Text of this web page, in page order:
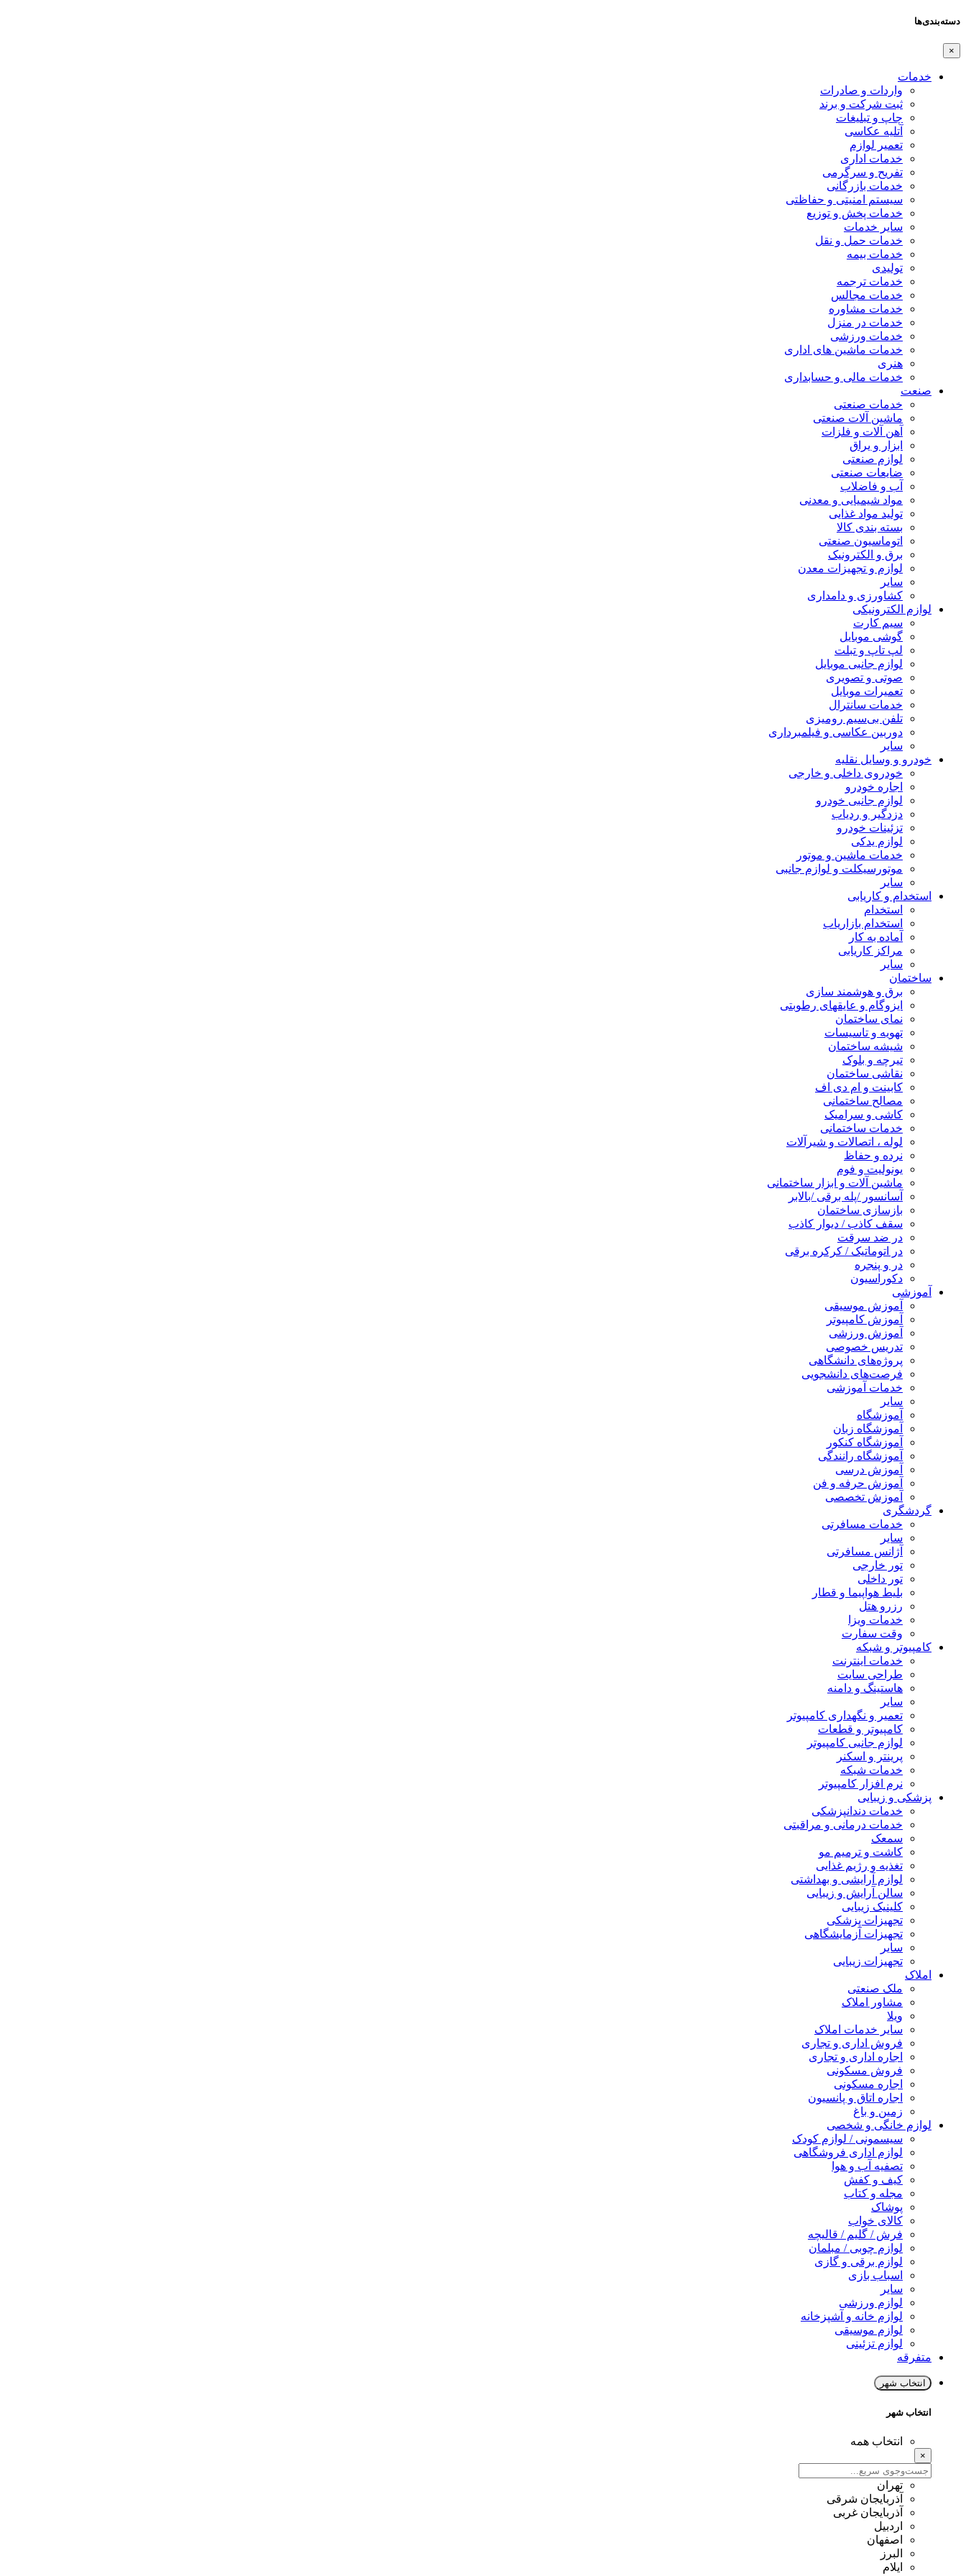
دسته‌بندی‌ها
×
خدمات
واردات و صادرات
ثبت شرکت و برند
چاپ و تبلیغات
آتلیه عکاسی
تعمیر لوازم
خدمات اداری
تفریح و سرگرمی
خدمات بازرگانی
سیستم امنیتی و حفاظتی
خدمات پخش و توزیع
سایر خدمات
خدمات حمل و نقل
خدمات بیمه
تولیدی
خدمات ترجمه
خدمات مجالس
خدمات مشاوره
خدمات در منزل
خدمات ورزشی
خدمات ماشین های اداری
هنری
خدمات مالی و حسابداری
صنعت
خدمات صنعتی
ماشین آلات صنعتی
آهن آلات و فلزات
ابزار و یراق
لوازم صنعتی
ضایعات صنعتی
آب و فاضلاب
مواد شیمیایی و معدنی
تولید مواد غذایی
بسته بندی کالا
اتوماسیون صنعتی
برق و الکترونیک
لوازم و تجهیزات معدن
سایر
کشاورزی و دامداری
لوازم الکترونیکی
سیم کارت
گوشی موبایل
لپ تاپ و تبلت
لوازم جانبی موبایل
صوتی و تصویری
تعمیرات موبایل
خدمات سانترال
تلفن بی‌سیم رومیزی
دوربین عکاسی و فیلمبرداری
سایر
خودرو و وسایل نقلیه
خودروی داخلی و خارجی
اجاره خودرو
لوازم جانبی خودرو
دزدگیر و ردیاب
تزئینات خودرو
لوازم یدکی
خدمات ماشین و موتور
موتورسیکلت و لوازم جانبی
سایر
استخدام و کاریابی
استخدام
استخدام بازاریاب
آماده به کار
مراکز کاریابی
سایر
ساختمان
برق و هوشمند سازی
ایزوگام و عایقهای رطوبتی
نمای ساختمان
تهویه و تاسیسات
شیشه ساختمان
تیرچه و بلوک
نقاشی ساختمان
کابینت و ام دی اف
مصالح ساختمانی
کاشی و سرامیک
خدمات ساختمانی
لوله ، اتصالات و شیرآلات
نرده و حفاظ
یونولیت و فوم
ماشین آلات و ابزار ساختمانی
آسانسور /پله برقی /بالابر
بازسازی ساختمان
سقف کاذب / دیوار کاذب
در ضد سرقت
در اتوماتیک / کرکره برقی
در و پنجره
دکوراسیون
آموزشی
آموزش موسیقی
آموزش کامپیوتر
آموزش ورزشی
تدریس خصوصی
پروژه‌های دانشگاهی
فرصت‌های دانشجویی
خدمات آموزشی
سایر
آموزشگاه
آموزشگاه زبان
آموزشگاه کنکور
آموزشگاه رانندگی
آموزش درسی
آموزش حرفه و فن
آموزش تخصصی
گردشگری
خدمات مسافرتی
سایر
آژانس مسافرتی
تور خارجی
تور داخلی
بلیط هواپیما و قطار
رزرو هتل
خدمات ویزا
وقت سفارت
کامپیوتر و شبکه
خدمات اینترنت
طراحی سایت
هاستینگ و دامنه
سایر
تعمیر و نگهداری کامپیوتر
کامپیوتر و قطعات
لوازم جانبی کامپیوتر
پرینتر و اسکنر
خدمات شبکه
نرم افزار کامپیوتر
پزشکی و زیبایی
خدمات دندانپزشکی
خدمات درمانی و مراقبتی
سمعک
کاشت و ترمیم مو
تغذیه و رژیم غذایی
لوازم آرایشی و بهداشتی
سالن آرایش و زیبایی
کلینیک زیبایی
تجهیزات پزشکی
تجهیزات آزمایشگاهی
سایر
تجهیزات زیبایی
املاک
ملک صنعتی
مشاور املاک
ویلا
سایر خدمات املاک
فروش اداری و تجاری
اجاره اداری و تجاری
فروش مسکونی
اجاره مسکونی
اجاره اتاق و پانسیون
زمین و باغ
لوازم خانگی و شخصی
سیسمونی / لوازم کودک
لوازم اداری فروشگاهی
تصفیه آب و هوا
کیف و کفش
مجله و کتاب
پوشاک
کالای خواب
فرش / گلیم / قالیچه
لوازم چوبی / مبلمان
لوازم برقی و گازی
اسباب بازی
سایر
لوازم ورزشی
لوازم خانه و آشپزخانه
لوازم موسیقی
لوازم تزئینی
متفرقه
انتخاب شهر
انتخاب شهر
انتخاب همه
×
تهران
آذربایجان شرقی
آذربایجان غربی
اردبیل
اصفهان
البرز
ایلام